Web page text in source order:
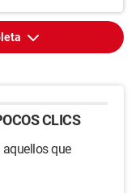
CLICS
que